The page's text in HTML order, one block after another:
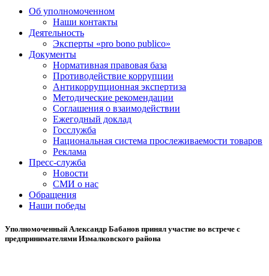
Об уполномоченном
Наши контакты
Деятельность
Эксперты «pro bono publico»
Документы
Нормативная правовая база
Противодействие коррупции
Антикоррупционная экспертиза
Методические рекомендации
Соглашения о взаимодействии
Ежегодный доклад
Госслужба
Национальная система прослеживаемости товаров
Реклама
Пресс-служба
Новости
СМИ о нас
Обращения
Наши победы
Уполномоченный Александр Бабанов принял участие во встрече с
предпринимателями Измалковского района